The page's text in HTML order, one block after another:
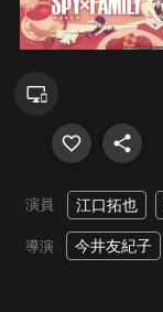
演員 江口拓也
導演 今井友紀子